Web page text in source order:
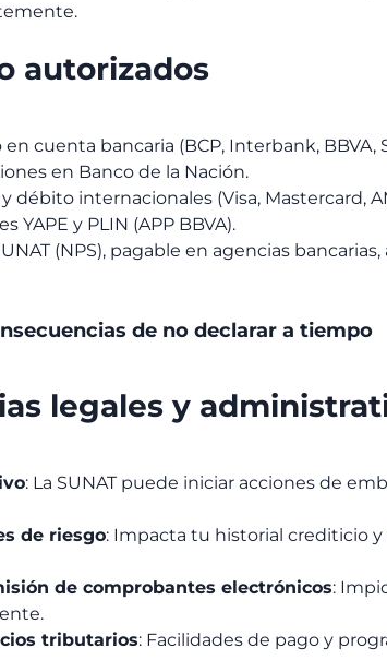
autorizados
cuenta bancaria (BCP, Interbank, BBVA,
en Banco de la Nación.
débito internacionales (Visa, Mastercard,
YAPE y PLIN (APP BBVA).
(NPS), pagable en agencias
de no declarar a tiempo
legales y
: La SUNAT puede iniciar acciones de
de riesgo: Impacta tu historial crediticio y
de comprobantes electrónicos:
tributarios: Facilidades de pago y